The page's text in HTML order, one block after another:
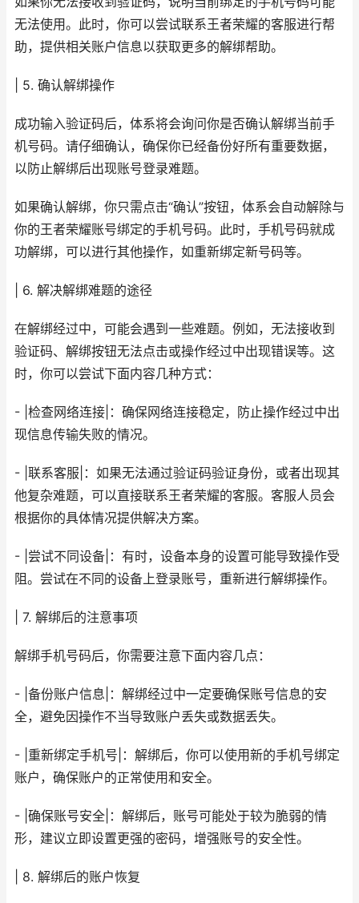
无法使用。此时，你可以尝试联系王者荣耀的客服进行帮
助，提供相关账户信息以获取更多的解绑帮助。
| 5. 确认解绑操作
成功输入验证码后，体系将会询问你是否确认解绑当前手
机号码。请仔细确认，确保你已经备份好所有重要数据，
以防止解绑后出现账号登录难题。
如果确认解绑，你只需点击“确认”按钮，体系会自动解除与
你的王者荣耀账号绑定的手机号码。此时，手机号码就成
功解绑，可以进行其他操作，如重新绑定新号码等。
| 6. 解决解绑难题的途径
在解绑经过中，可能会遇到一些难题。例如，无法接收到
验证码、解绑按钮无法点击或操作经过中出现错误等。这
时，你可以尝试下面内容几种方式：
- |检查网络连接|：确保网络连接稳定，防止操作经过中出
现信息传输失败的情况。
- |联系客服|：如果无法通过验证码验证身份，或者出现其
他复杂难题，可以直接联系王者荣耀的客服。客服人员会
根据你的具体情况提供解决方案。
- |尝试不同设备|：有时，设备本身的设置可能导致操作受
阻。尝试在不同的设备上登录账号，重新进行解绑操作。
| 7. 解绑后的注意事项
解绑手机号码后，你需要注意下面内容几点：
- |备份账户信息|：解绑经过中一定要确保账号信息的安
全，避免因操作不当导致账户丢失或数据丢失。
- |重新绑定手机号|：解绑后，你可以使用新的手机号绑定
账户，确保账户的正常使用和安全。
- |确保账号安全|：解绑后，账号可能处于较为脆弱的情
形，建议立即设置更强的密码，增强账号的安全性。
| 8. 解绑后的账户恢复